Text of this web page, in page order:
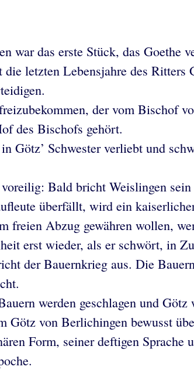
war das erste Stück, das Goethe
letzten Lebensjahre des
der vom Bischof
des Bischofs gehört.
Götz’ Schwester verliebt und
Bald bricht Weislingen
überfällt, wird ein
freien Abzug gewähren wollen,
erst wieder, als er schwört, in
der Bauernkrieg aus. Die
werden geschlagen und
Götz von Berlichingen bewusst
Form, seiner deftigen